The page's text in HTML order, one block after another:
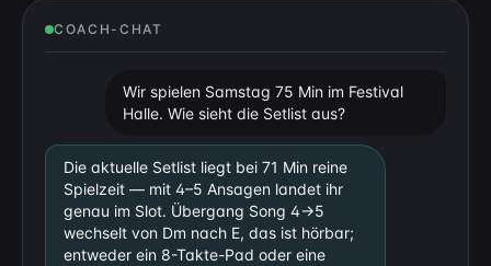
COACH-CHAT
Wir spielen Samstag 75 Min im Festival
Halle. Wie sieht die Setlist aus?
Die aktuelle Setlist liegt bei 71 Min reine
Spielzeit — mit 4–5 Ansagen landet ihr
genau im Slot. Übergang Song 4→5
wechselt von Dm nach E, das ist hörbar;
entweder ein 8-Takte-Pad oder eine